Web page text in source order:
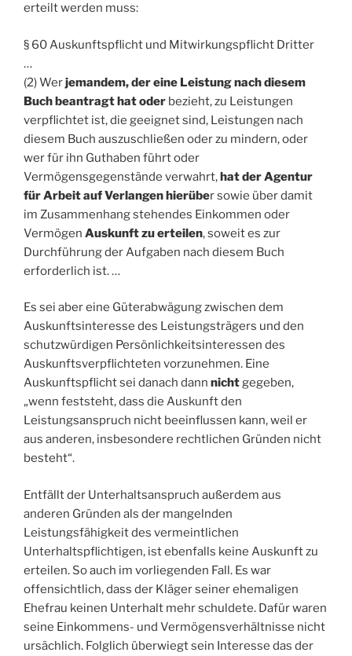
erteilt werden muss:
§ 60 Auskunftspflicht und Mitwirkungspflicht Dritter
…
(2) Werjemandem, der eine Leistung nach diesem
Buch beantragt hat oder bezieht, zu Leistungen
verpflichtet ist, die geeignet sind, Leistungen nach
diesem Buch auszuschließen oder zu mindern, oder
wer für ihn Guthaben führt oder
Vermögensgegenstände verwahrt,hat der Agentur
für Arbeit auf Verlangen hierüber sowie über damit
im Zusammenhang stehendes Einkommen oder
Vermögen Auskunft zu erteilen, soweit es zur
Durchführung der Aufgaben nach diesem Buch
erforderlich ist. …
Es sei aber eine Güterabwägung zwischen dem
Auskunftsinteresse des Leistungsträgers und den
schutzwürdigen Persönlichkeitsinteressen des
Auskunftsverpflichteten vorzunehmen. Eine
Auskunftspflicht sei danach dann nichtgegeben,
„wenn feststeht, dass die Auskunft den
Leistungsanspruch nicht beeinflussen kann, weil er
aus anderen, insbesondere rechtlichen Gründen nicht
besteht“.
Entfällt der Unterhaltsanspruch außerdem aus
anderen Gründen als der mangelnden
Leistungsfähigkeit des vermeintlichen
Unterhaltspflichtigen, ist ebenfalls keine Auskunft zu
erteilen. So auch im vorliegenden Fall. Es war
offensichtlich, dass der Kläger seiner ehemaligen
Ehefrau keinen Unterhalt mehr schuldete. Dafür waren
seine Einkommens- und Vermögensverhältnisse nicht
ursächlich. Folglich überwiegt sein Interesse das der